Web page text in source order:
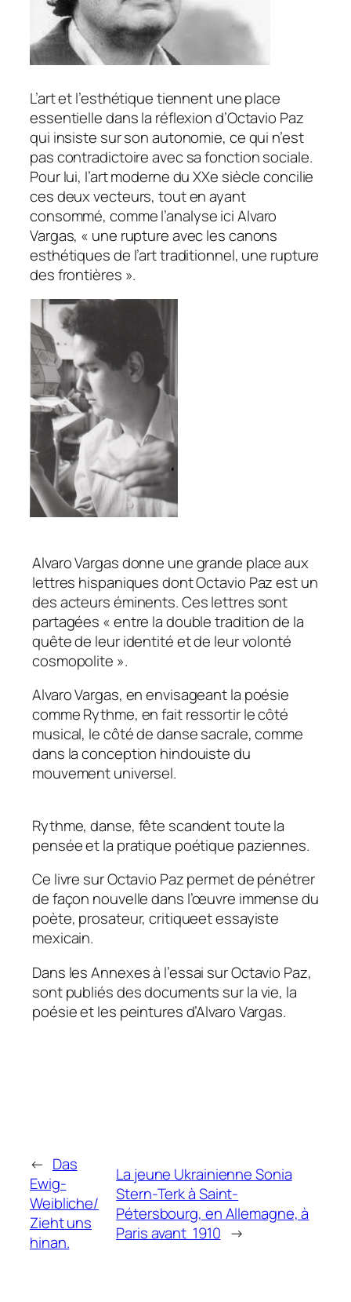
L’art et l’esthétique tiennent une place
essentielle dans la réflexion d’Octavio Paz
qui insiste sur son autonomie, ce qui n’est
pas contradictoire avec sa fonction sociale.
Pour lui, l’art moderne du XXe siècle concilie
ces deux vecteurs, tout en ayant
consommé, comme l’analyse ici Alvaro
Vargas, « une rupture avec les canons
esthétiques de l’art traditionnel, une rupture
des frontières ».
Alvaro Vargas donne une grande place aux
lettres hispaniques dont Octavio Paz est un
des acteurs éminents. Ces lettres sont
partagées « entre la double tradition de la
quête de leur identité et de leur volonté
cosmopolite ».
Alvaro Vargas, en envisageant la poésie
comme Rythme, en fait ressortir le côté
musical, le côté de danse sacrale, comme
dans la conception hindouiste du
mouvement universel.
Rythme, danse, fête scandent toute la
pensée et la pratique poétique paziennes.
Ce livre sur Octavio Paz permet de pénétrer
de façon nouvelle dans l’œuvre immense du
poète, prosateur, critiqueet essayiste
mexicain.
Dans les Annexes à l’essai sur Octavio Paz,
sont publiés des documents sur la vie, la
poésie et les peintures d’Alvaro Vargas.
← Das
Ewig-
Weibliche/
Zieht uns
hinan.
La jeune Ukrainienne Sonia
Stern-Terk à Saint-
Pétersbourg, en Allemagne, à
Paris avant 1910 →